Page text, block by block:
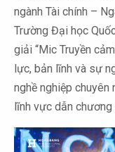
ngành Tài chính –
Trường Đại học
giải “Mic Truyền
lực, bản lĩnh và sự
nghề nghiệp chuyên
lĩnh vực dẫn chương